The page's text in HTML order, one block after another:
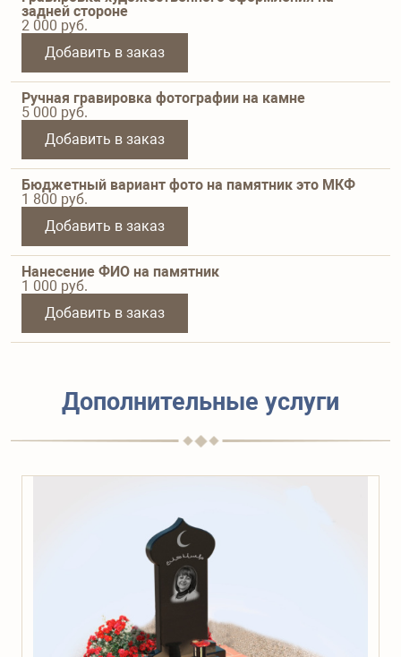
задней стороне
2 000 руб.
Добавить в заказ
Ручная гравировка фотографии на камне
5 000 руб.
Добавить в заказ
Бюджетный вариант фото на памятник это МКФ
1 800 руб.
Добавить в заказ
Нанесение ФИО на памятник
1 000 руб.
Добавить в заказ
Дополнительные услуги